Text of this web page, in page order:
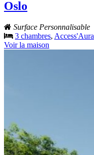
Oslo
Surface Personnalisable
3 chambres, Access'Aura
Voir la maison